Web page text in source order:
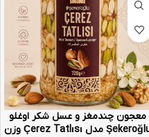
معجون چندمغز و عسل شکر اوغلو
Şekeroğlu مدل Çerez Tatlısı وزن